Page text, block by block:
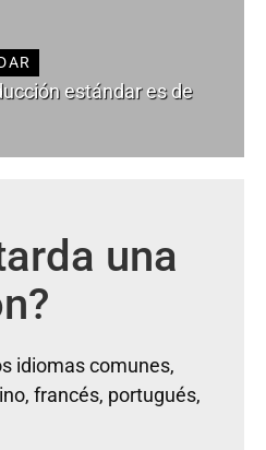
estándar es de
una
idiomas comunes,
francés, portugués,